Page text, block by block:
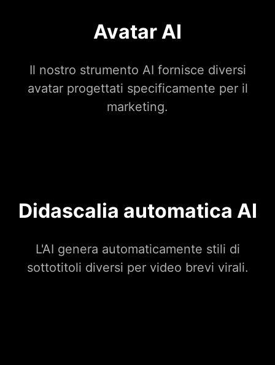
Avatar AI
Il nostro strumento AI fornisce diversi
avatar progettati specificamente per il
marketing.
Didascalia automatica AI
L'AI genera automaticamente stili di
sottotitoli diversi per video brevi virali.